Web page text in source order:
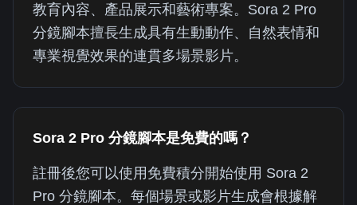
教育內容、產品展示和藝術專案。Sora 2 Pro
分鏡腳本擅長生成具有生動動作、自然表情和
專業視覺效果的連貫多場景影片。
Sora 2 Pro 分鏡腳本是免費的嗎？
註冊後您可以使用免費積分開始使用 Sora 2
Pro 分鏡腳本。每個場景或影片生成會根據解